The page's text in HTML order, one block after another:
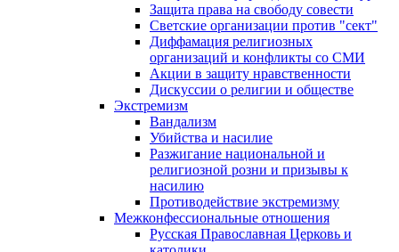
Защита права на свободу совести
Светские организации против "сект"
Диффамация религиозных
организаций и конфликты со СМИ
Акции в защиту нравственности
Дискуссии о религии и обществе
Экстремизм
Вандализм
Убийства и насилие
Разжигание национальной и
религиозной розни и призывы к
насилию
Противодействие экстремизму
Межконфессиональные отношения
Русская Православная Церковь и